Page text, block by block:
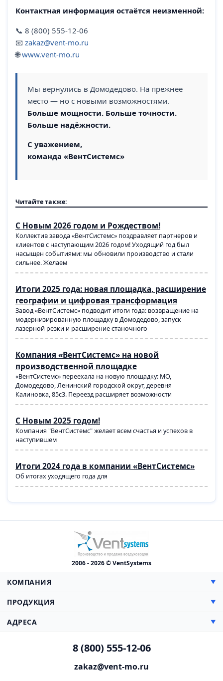
Контактная информация остаётся неизменной:
📞 8 (800) 555-12-06
📧 zakaz@vent-mo.ru
🌐www.vent-mo.ru
Мы вернулись в Домодедово. На прежнее
место — но с новыми возможностями.
Больше мощности. Больше точности.
Больше надёжности.
С уважением,
команда «ВентСистемс»
Читайте также:
С Новым 2026 годом и Рождеством!
Коллектив завода «ВентСистемс» поздравляет партнеров и
клиентов с наступающим 2026 годом! Уходящий год был
насыщен событиями: мы обновили производство и стали
сильнее. Желаем
Итоги 2025 года: новая площадка, расширение
географии и цифровая трансформация
Завод «ВентСистемс» подводит итоги года: возвращение на
модернизированную площадку в Домодедово, запуск
лазерной резки и расширение станочного
Компания «ВентСистемс» на новой
производственной площадке
«ВентСистемс» переехала на новую площадку: МО,
Домодедово, Ленинский городской округ, деревня
Калиновка, 85с3. Переезд расширяет возможности
С Новым 2025 годом!
Компания "ВентСистемс" желает всем счастья и успехов в
наступившем
Итоги 2024 года в компании «ВентСистемс»
Об итогах уходящего года для
2006 - 2026 © VentSystems
КОМПАНИЯ ▼
О компании
Цены
ПРОДУКЦИЯ ▼
Прямоугольные
АДРЕСА ▼
142000, МО, г. Домодедово,8 (800) 555-12-06
zakaz@vent-mo.ru